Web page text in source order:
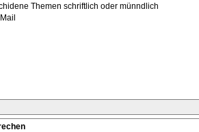
Themen schriftlich oder münndlich